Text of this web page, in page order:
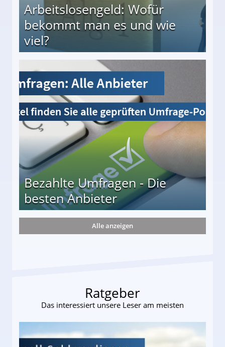
Arbeitslosengeld: Wofür
bekommt man es und wie
viel?
und wie viel?
Bezahlte Umfragen - Die
besten Anbieter
Alle anzeigen
Ratgeber
Das interessiert unsere Leser am meisten